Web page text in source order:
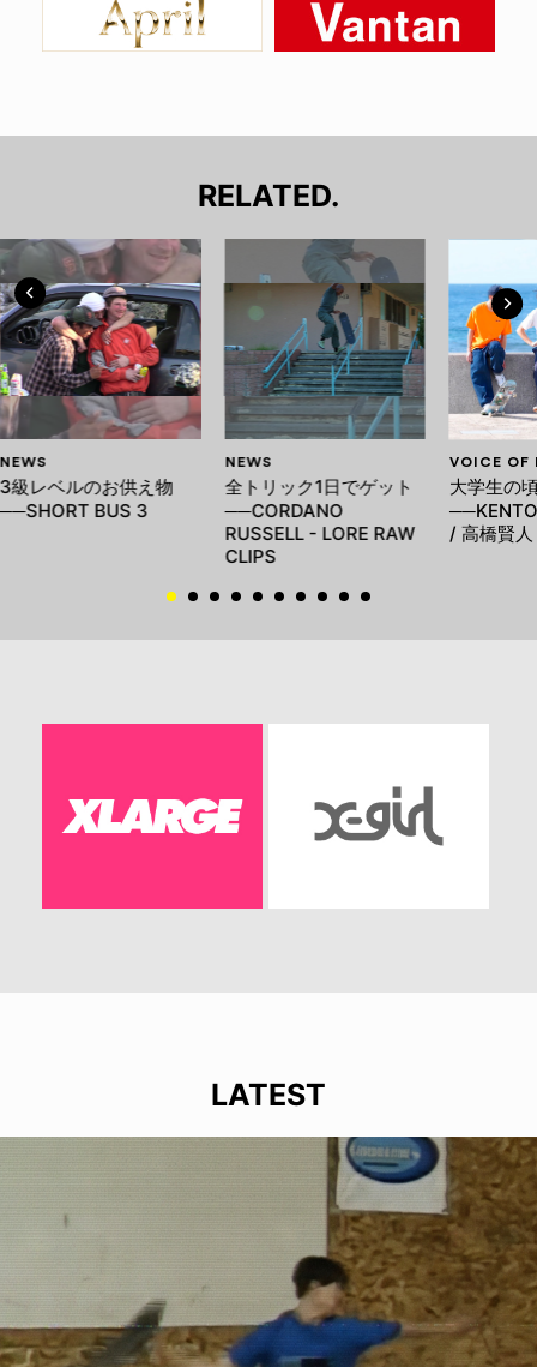
RELATED.
NEWS
3級レベルのお供え物
──SHORT BUS 3
NEWS
全トリック1日でゲット
──CORDANO
RUSSELL - LORE RAW
CLIPS
VOICE OF
大学生の
/ 高橋賢人
LATEST